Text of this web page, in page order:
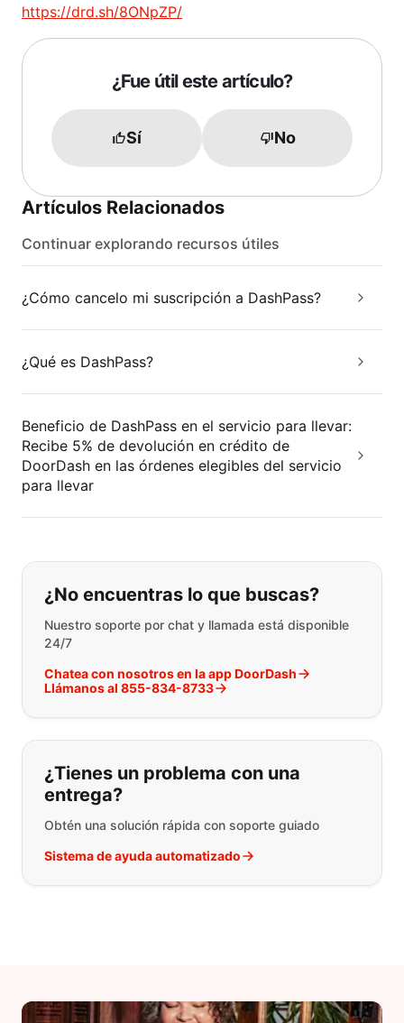
https://drd.sh/8ONpZP/
¿Fue útil este artículo?
Sí No
Artículos Relacionados
Continuar explorando recursos útiles
¿Cómo cancelo mi suscripción a DashPass?
¿Qué es DashPass?
Beneficio de DashPass en el servicio para llevar:
Recibe 5% de devolución en crédito de
DoorDash en las órdenes elegibles del servicio
para llevar
Si no puede encontrar lo que está
¿No encuentras lo que buscas?
Nuestro soporte por chat y llamada está disponible
24/7
Chatea con nosotros en la app DoorDash
Llámanos al 855-834-8733
¿Tienes un problema con una
entrega?
Obtén una solución rápida con soporte guiado
Sistema de ayuda automatizado